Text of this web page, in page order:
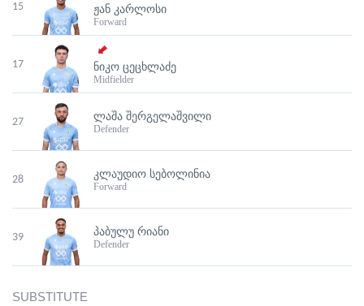
15 ᲟᲐᲜ ᲙᲐᲠᲚᲝᲡᲘ
Forward
17 ᲜᲘᲙᲝ ᲪᲔᲪᲮᲚᲐᲫᲔ
Midfielder
27 ᲚᲐᲨᲐ ᲨᲔᲠᲒᲔᲚᲐᲨᲕᲘᲚᲘ
Defender
28 ᲙᲚᲐᲣᲓᲘᲝ ᲡᲔᲑᲝᲚᲘᲜᲘᲐ
Forward
39 ᲞᲐᲑᲣᲚᲣ ᲠᲘᲐᲜᲘ
Defender
SUBSTITUTE